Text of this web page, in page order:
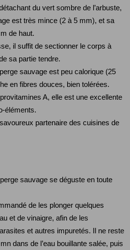
du vert sombre de l’arbuste,
est très mince (2 à 5 mm), et sa
de haut.
il suffit de sectionner le corps à
sa partie tendre.
sauvage est peu calorique (25
en fibres douces, bien tolérées.
A, elle est une excellente
éléments.
partenaire des cuisines de
sauvage se déguste en toute
de les plonger quelques
et de vinaigre, afin de les
et autres impuretés. Il ne reste
dans de l’eau bouillante salée, puis